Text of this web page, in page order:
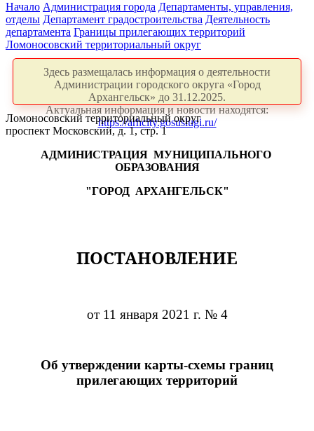
Начало Администрация города Департаменты, управления,
отделы Департамент градостроительства Деятельность
департамента Границы прилегающих территорий
Ломоносовский территориальный округ
Здесь размещалась информация о деятельности
Администрации городского округа «Город
Архангельск» до 31.12.2025.
Актуальная информация и новости находятся:
https://arhcity.gosuslugi.ru/
Ломоносовский территориальный округ
проспект Московский, д. 1, стр. 1
АДМИНИСТРАЦИЯ МУНИЦИПАЛЬНОГО
ОБРАЗОВАНИЯ
"ГОРОД АРХАНГЕЛЬСК"
ПОСТАНОВЛЕНИЕ
от 11 января 2021 г. № 4
Об утверждении карты-схемы границ
прилегающих территорий